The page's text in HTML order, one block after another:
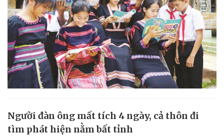
Người đàn ông mất tích 4 ngày, cả thôn đi
tìm phát hiện nằm bất tỉnh